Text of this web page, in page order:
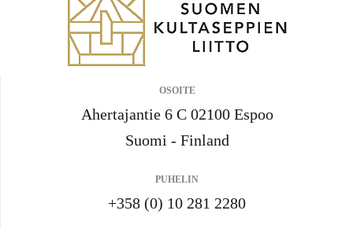
OSOITE
Ahertajantie 6 C 02100 Espoo
Suomi - Finland
PUHELIN
+358 (0) 10 281 2280